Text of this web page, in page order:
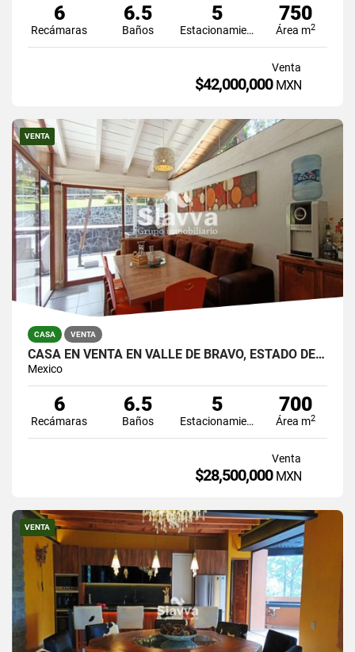
6
Recámaras
6.5
Baños
5
Estacionamiento
750
Área m2
Venta
$42,000,000 MXN
VENTA
CASA VENTA
CASA EN VENTA EN VALLE DE BRAVO, ESTADO DE MÉXICO
Mexico
6
Recámaras
6.5
Baños
5
Estacionamiento
700
Área m2
Venta
$28,500,000 MXN
VENTA